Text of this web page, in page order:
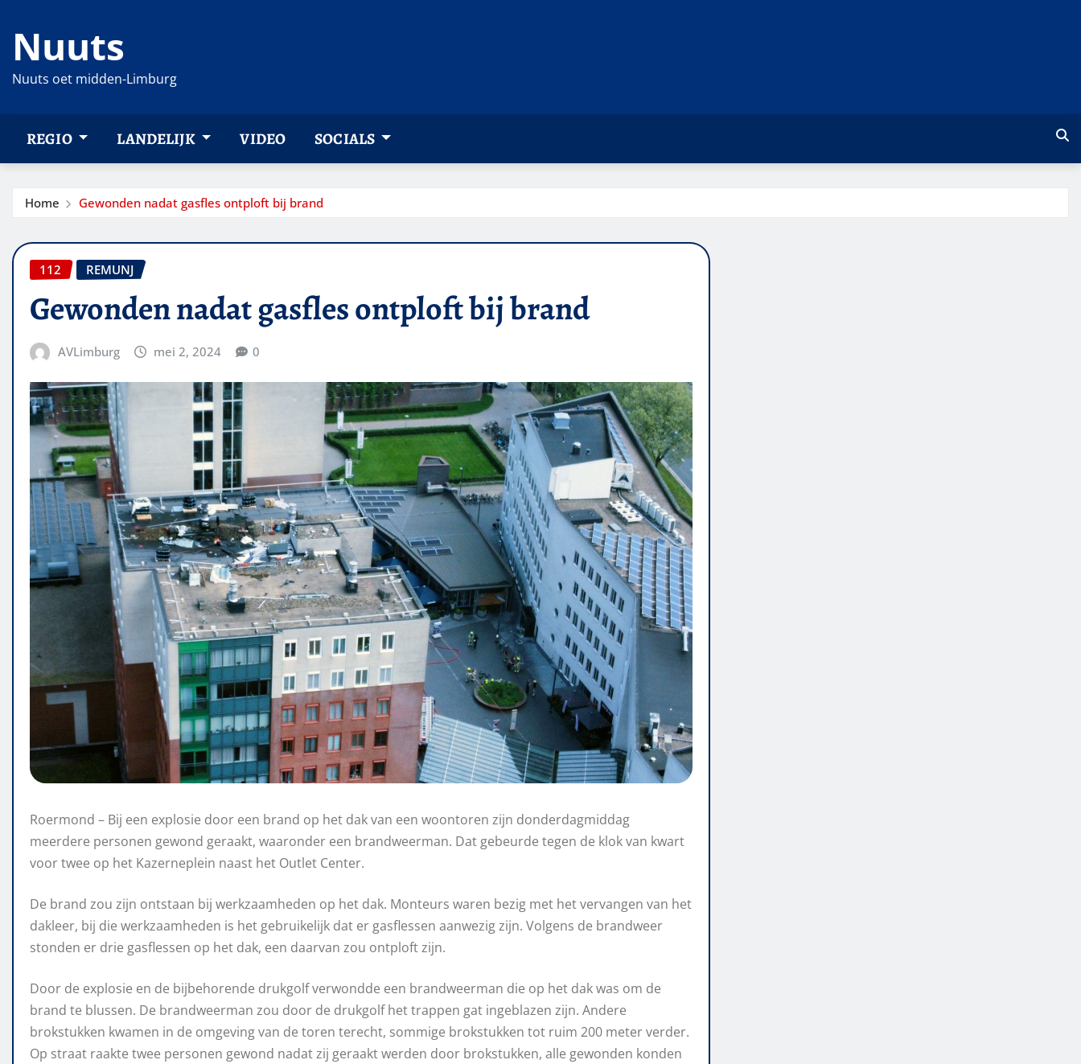
naar
inhoud
Nuuts
Nuuts oet midden-Limburg
REGIO LANDELIJK VIDEO SOCIALS
Home Gewonden nadat gasfles ontploft bij brand
112 REMUNJ
Gewonden nadat gasfles ontploft bij brand
AVLimburg mei 2, 2024 0
Roermond – Bij een explosie door een brand op het dak van een woontoren zijn donderdagmiddag
meerdere personen gewond geraakt, waaronder een brandweerman. Dat gebeurde tegen de klok van kwart
voor twee op het Kazerneplein naast het Outlet Center.
De brand zou zijn ontstaan bij werkzaamheden op het dak. Monteurs waren bezig met het vervangen van het
dakleer, bij die werkzaamheden is het gebruikelijk dat er gasflessen aanwezig zijn. Volgens de brandweer
stonden er drie gasflessen op het dak, een daarvan zou ontploft zijn.
Door de explosie en de bijbehorende drukgolf verwondde een brandweerman die op het dak was om de
brand te blussen. De brandweerman zou door de drukgolf het trappen gat ingeblazen zijn. Andere
brokstukken kwamen in de omgeving van de toren terecht, sommige brokstukken tot ruim 200 meter verder.
Op straat raakte twee personen gewond nadat zij geraakt werden door brokstukken, alle gewonden konden